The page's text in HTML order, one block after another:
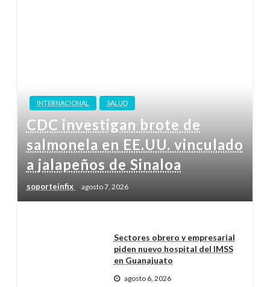
INTERNACIONAL SALUD
CDC investigan brote de
salmonela en EE.UU. vinculado
a jalapeños de Sinaloa
soporteinfix agosto 7, 2026
Sectores obrero y empresarial
piden nuevo hospital del IMSS
en Guanajuato
agosto 6, 2026